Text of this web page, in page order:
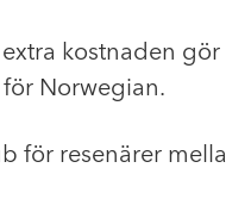
kostnaden
Norwegian.
för resenärer